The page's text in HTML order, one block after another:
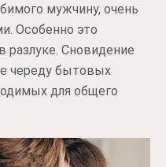
мужчину, очень
Особенно это
разлуке. Сновидение
череду бытовых
для общего